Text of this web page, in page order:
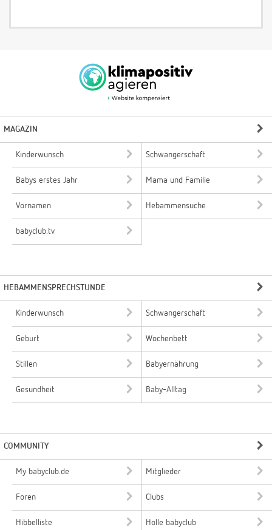
MAGAZIN
Kinderwunsch Schwangerschaft
Babys erstes Jahr Mama und Familie
Vornamen Hebammensuche
babyclub.tv
HEBAMMENSPRECHSTUNDE
Kinderwunsch Schwangerschaft
Geburt Wochenbett
Stillen Babyernährung
Gesundheit Baby-Alltag
COMMUNITY
My babyclub.de Mitglieder
Foren Clubs
Hibbelliste Holle babyclub